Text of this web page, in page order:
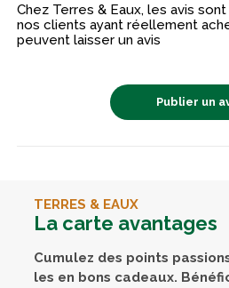
Chez Terres & Eaux, les avis
nos clients ayant réellement
peuvent laisser un avis
Publier un
TERRES & EAUX
La carte avantages
Cumulez des points
les en bons cadeaux.